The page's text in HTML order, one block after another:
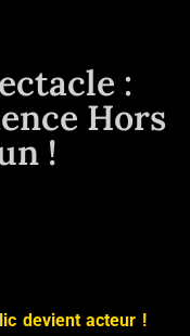
:
Hors
!
devient acteur !